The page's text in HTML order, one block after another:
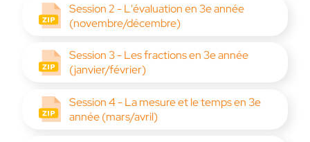
Session 2 - L'évaluation en 3e année
(novembre/décembre)
Session 3 - Les fractions en 3e année
(janvier/février)
Session 4 - La mesure et le temps en 3e
année (mars/avril)